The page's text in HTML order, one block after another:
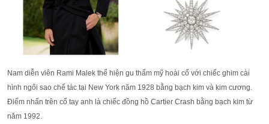
Nam diễn viên Rami Malek thể hiện gu thẩm mỹ hoài cổ với chiếc ghim cài
hình ngôi sao chế tác tại New York năm 1928 bằng bạch kim và kim cương.
Điểm nhấn trên cổ tay anh là chiếc đồng hồ Cartier Crash bằng bạch kim từ
năm 1992.